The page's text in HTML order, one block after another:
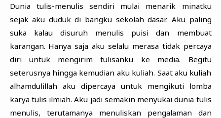
Dunia tulis-menulis sendiri mulai menarik minatku
sejak aku duduk di bangku sekolah dasar. Aku paling
suka kalau disuruh menulis puisi dan membuat
karangan. Hanya saja aku selalu merasa tidak percaya
diri untuk mengirim tulisanku ke media. Begitu
seterusnya hingga kemudian aku kuliah. Saat aku kuliah
alhamdulillah aku dipercaya untuk mengikuti lomba
karya tulis ilmiah. Aku jadi semakin menyukai dunia tulis
menulis, terutamanya menuliskan pengalaman dan